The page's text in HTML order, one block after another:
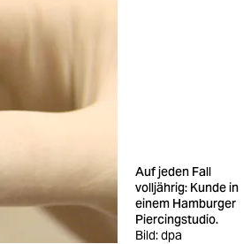
Auf jeden Fall
volljährig: Kunde in
einem Hamburger
Piercingstudio.
Bild: dpa